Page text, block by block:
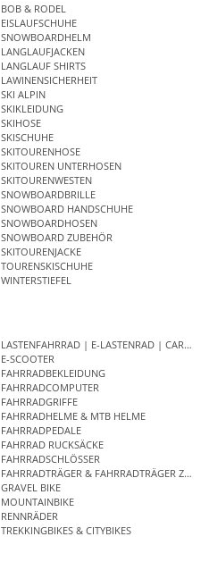
BOB & RODEL
EISLAUFSCHUHE
SNOWBOARDHELM
LANGLAUFJACKEN
LANGLAUF SHIRTS
LAWINENSICHERHEIT
SKI ALPIN
SKIKLEIDUNG
SKIHOSE
SKISCHUHE
SKITOURENHOSE
SKITOUREN UNTERHOSEN
SKITOURENWESTEN
SNOWBOARDBRILLE
SNOWBOARD HANDSCHUHE
SNOWBOARDHOSEN
SNOWBOARD ZUBEHÖR
SKITOURENJACKE
TOURENSKISCHUHE
WINTERSTIEFEL
LASTENFAHRRAD | E-LASTENRAD |
E-SCOOTER
FAHRRADBEKLEIDUNG
FAHRRADCOMPUTER
FAHRRADGRIFFE
FAHRRADHELME & MTB HELME
FAHRRADPEDALE
FAHRRAD RUCKSÄCKE
FAHRRADSCHLÖSSER
FAHRRADTRÄGER & FAHRRADTRÄGER
GRAVEL BIKE
MOUNTAINBIKE
RENNRÄDER
TREKKINGBIKES & CITYBIKES